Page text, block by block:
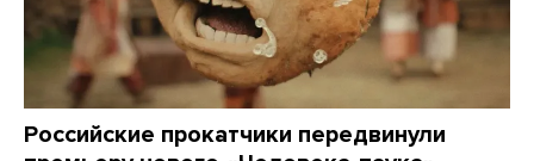
Российские прокатчики передвинули